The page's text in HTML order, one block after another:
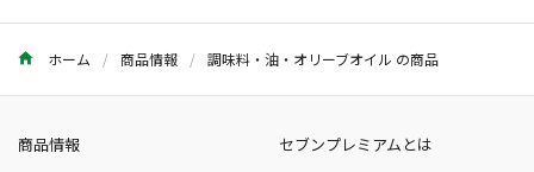
ホーム 商品情報 調味料・油・オリーブオイル の商品
商品情報
セブンプレミアムとは